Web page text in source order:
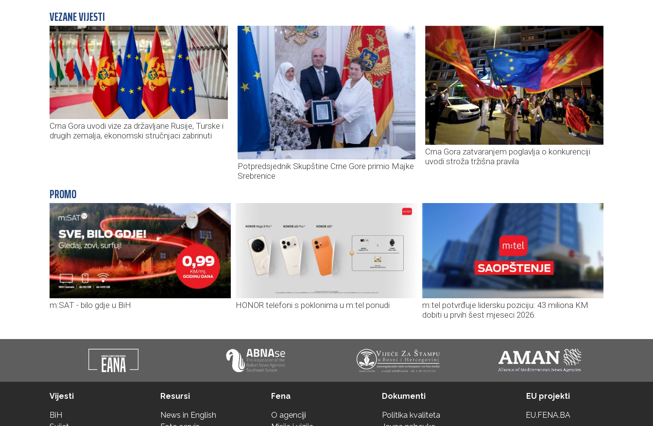
VEZANE VIJESTI
Crna Gora uvodi vize za državljane Rusije, Turske i
drugih zemalja, ekonomski stručnjaci zabrinuti
Potpredsjednik Skupštine Crne Gore primio Majke
Srebrenice
Crna Gora zatvaranjem poglavlja o konkurenciji
uvodi stroža tržišna pravila
PROMO
m:SAT - bilo gdje u BiH HONOR telefoni s poklonima u m:tel ponudi
m:tel potvrđuje lidersku poziciju: 43 miliona KM
dobiti u prvih šest mjeseci 2026.
Vijesti
BiH
Resursi
News in English
Fena
O agenciji
Dokumenti
Politika kvaliteta
EU projekti
EU.FENA.BA